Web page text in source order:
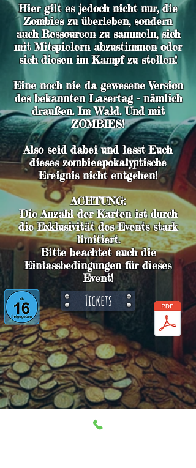
Hier gilt es jedoch nicht nur, die
Zombies zu überleben, sondern
auch Ressourcen zu sammeln, sich
mit Mitspielern abzustimmen oder
sich diesen im Kampf zu stellen!
Eine noch nie da gewesene Version
des bekannten Lasertag - nämlich
draußen. Im Wald. Und mit
ZOMBIES!
Also seid dabei und lasst Euch
dieses zombieapokalyptische
Ereignis nicht entgehen!
ACHTUNG:
Die Anzahl der Karten ist durch
die Exklusivität des Events stark
limitiert.
Bitte beachtet auch die
Einlassbedingungen für dieses
Event!
Tickets